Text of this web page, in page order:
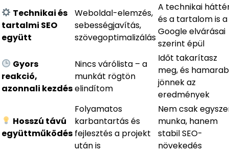
Technikai és
tartalmi SEO
együtt
Weboldal-elemzés,
sebességjavítás,
szövegoptimalizálás
A technikai
és a tartalom is a
Google elvárásai
szerint épül
Gyors
reakció,
azonnali kezdés
Nincs várólista – a
munkát rögtön
elindítom
Időt takarítasz
meg, és
jönnek az
eredmények
Hosszú távú
együttműködés
Folyamatos
karbantartás és
fejlesztés a projekt
után is
Nem csak
munka, hanem
stabil SEO-
növekedés